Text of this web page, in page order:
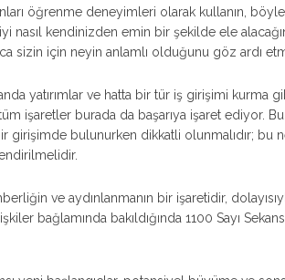
öğrenme deneyimleri olarak kullanın,
iyi nasıl kendinizden emin bir şekilde ele
sizin için neyin anlamlı olduğunu göz ardı
yatırımlar ve hatta bir tür iş girişimi kurma
işaretler burada da başarıya işaret ediyor.
girişimde bulunurken dikkatli olunmalıdır; bu
ve aydınlanmanın bir işaretidir,
bağlamında bakıldığında 1100 Sayı